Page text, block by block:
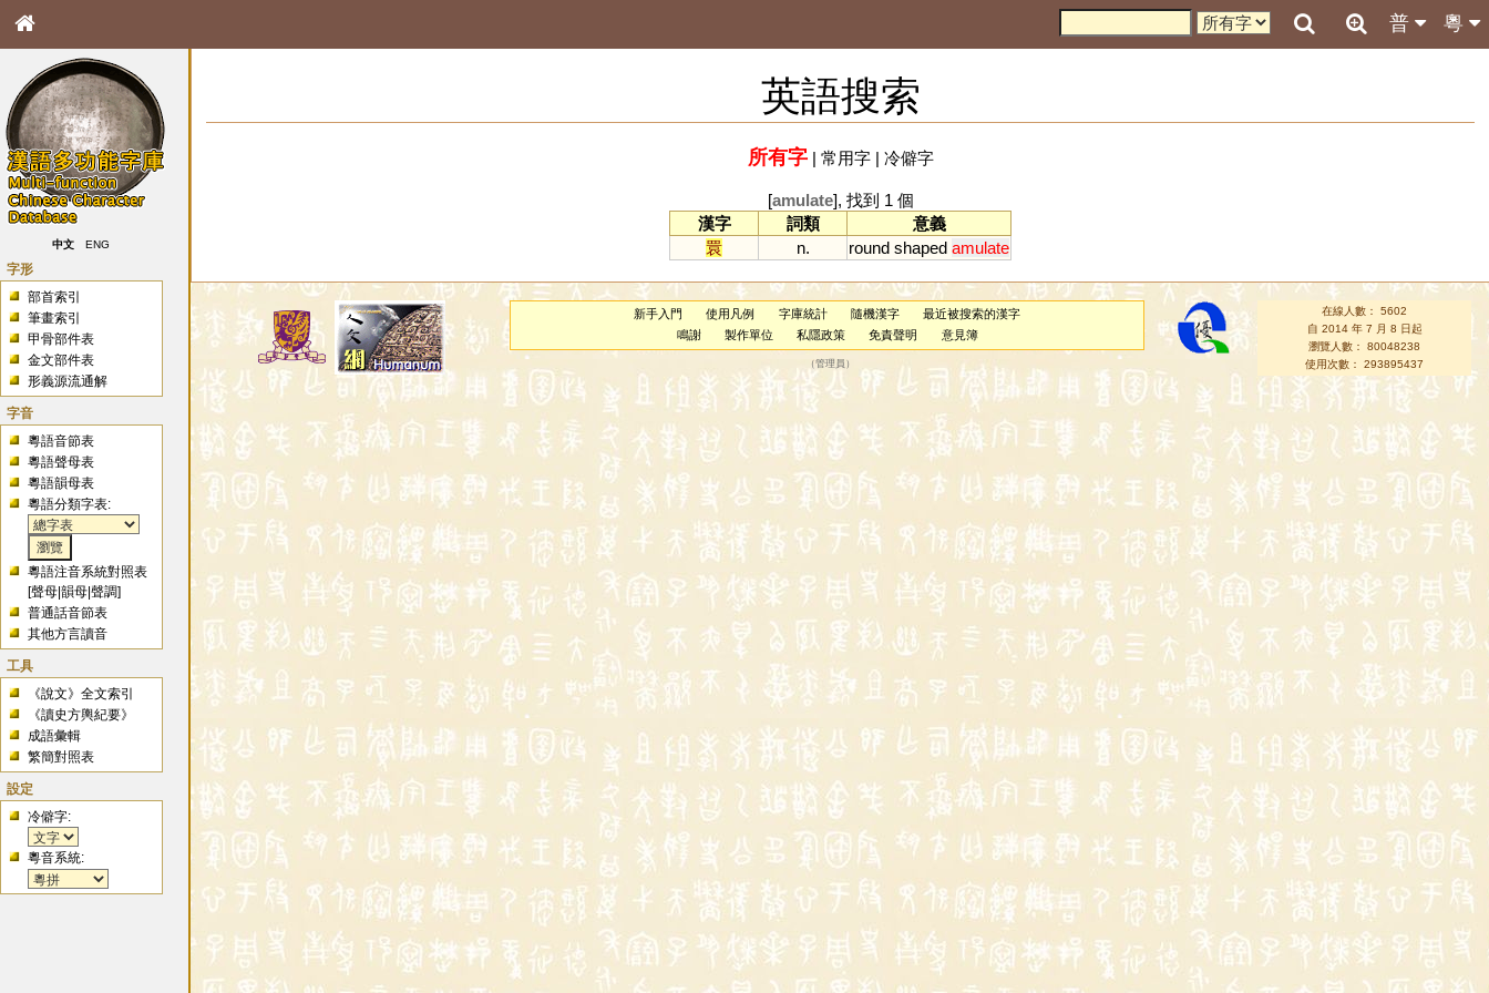
粵
普
中文 ENG
字形
部首索引
筆畫索引
甲骨部件表
金文部件表
形義源流通解
字音
粵語音節表
粵語聲母表
粵語韻母表
粵語分類字表:
粵語注音系統對照表
[聲母 |韻母 |聲調]
普通話音節表
其他方言讀音
工具
《說文》全文索引
《讀史方輿紀要》
成語彙輯
繁簡對照表
設定
冷僻字:
粵音系統:
英語搜索
所有字| 常用字| 冷僻字
[amulate], 找到 1 個
漢字
詞類
意義
睘
n. round shaped amulate
新手入門 使用凡例 字庫統計 隨機漢字
最近被搜索的漢字
鳴謝
製作單位 私隱政策 免責聲明 意見簿
（管理員 ）
在線人數： 5602
自 2014 年 7 月 8 日起
瀏覽人數： 80048238
使用次數： 293895437